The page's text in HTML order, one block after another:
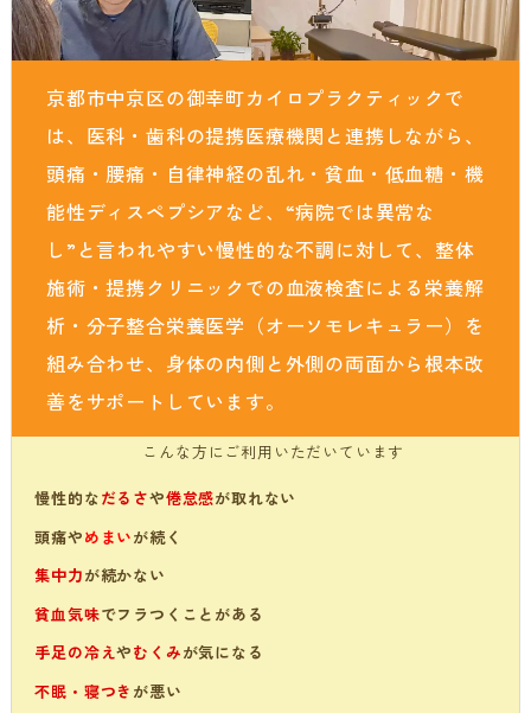
年齢とともに変わる体調サポート
血液検査でわかるあなたの健康サイン
はじめての栄養相談はこちら
京都市中京区の御幸町カイロプラクティックで
は、医科・歯科の提携医療機関と連携しながら、
頭痛・腰痛・自律神経の乱れ・貧血・低血糖・機
能性ディスペプシアなど、“病院では異常な
し”と言われやすい慢性的な不調に対して、整体
施術・提携クリニックでの血液検査による栄養解
析・分子整合栄養医学（オーソモレキュラー）を
組み合わせ、身体の内側と外側の両面から根本改
善をサポートしています。
こんな方にご利用いただいています
慢性的なだるさや倦怠感が取れない
頭痛やめまいが続く
集中力が続かない
貧血気味でフラつくことがある
手足の冷えやむくみが気になる
不眠・寝つき が悪い